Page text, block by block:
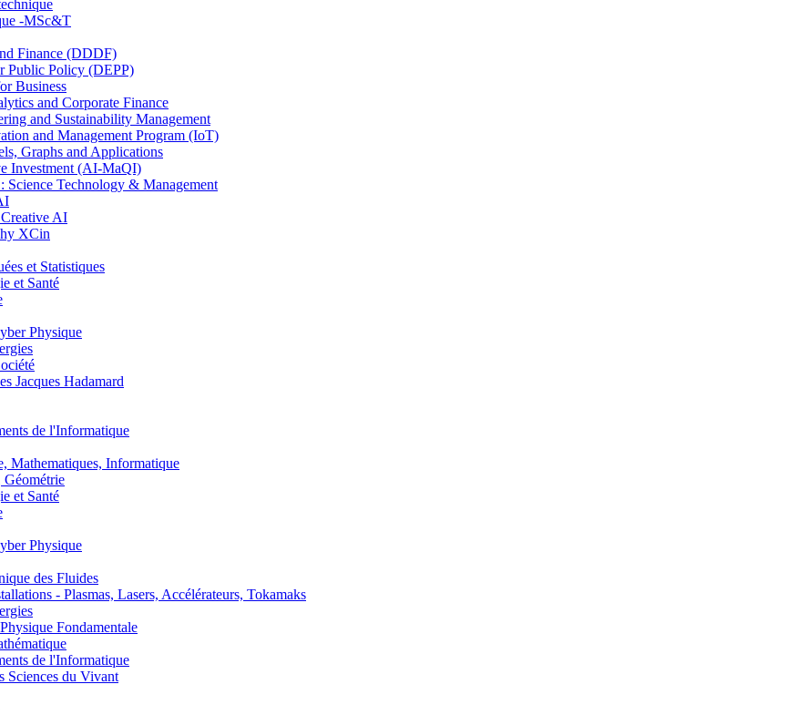
-MSc&T
Finance (DDDF)
Public Policy (DEPP)
Business
and Corporate Finance
and Sustainability Management
and Management Program (IoT)
Graphs and Applications
Investment (AI-MaQI)
Technology & Management
AI
XCin
et Statistiques
et Santé
Physique
Jacques Hadamard
de l'Informatique
Informatique
et Santé
Physique
des Fluides
- Plasmas, Lasers, Accélérateurs, Tokamaks
Fondamentale
de l'Informatique
du Vivant